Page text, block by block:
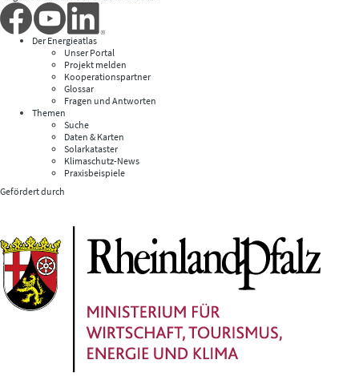
Der Energieatlas
Unser Portal
Projekt melden
Kooperationspartner
Glossar
Fragen und Antworten
Themen
Suche
Daten & Karten
Solarkataster
Klimaschutz-News
Praxisbeispiele
Gefördert durch